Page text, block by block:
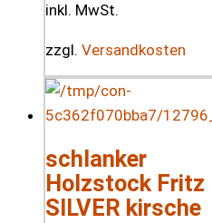
inkl. MwSt.
zzgl. Versandkosten
schlanker
Holzstock Fritz
SILVER kirsche